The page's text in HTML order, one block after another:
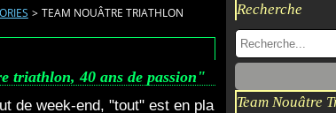
> TEAM NOUÂTRE TRIATHLON
triathlon, 40 ans de passion"
de week-end, "tout" est en pla
Recherche
Team Nouâtre